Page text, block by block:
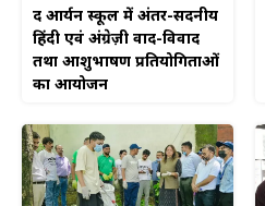
द आर्यन स्कूल में अंतर-सदनीय
हिंदी एवं अंग्रेज़ी वाद-विवाद
तथा आशुभाषण प्रतियोगिताओं
का आयोजन